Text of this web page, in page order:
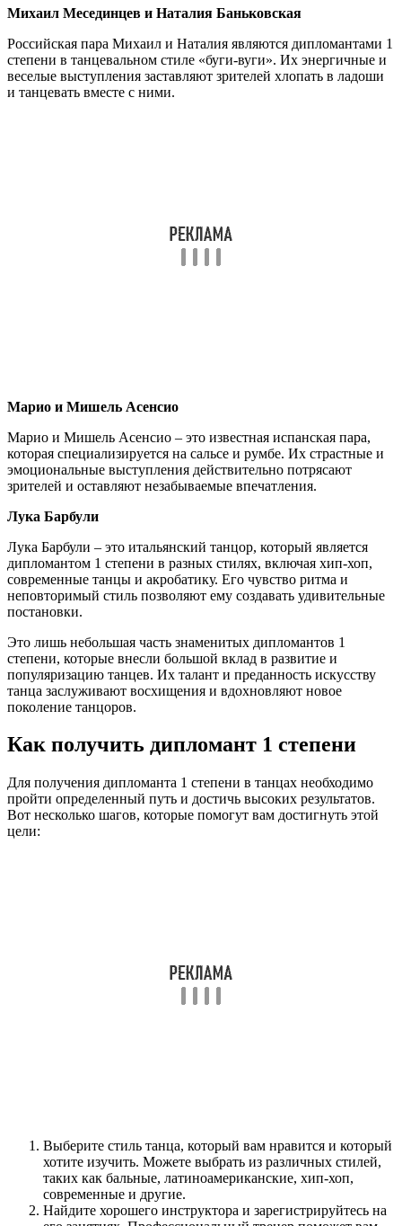
Михаил Месединцев и Наталия Баньковская
Российская пара Михаил и Наталия являются дипломантами 1
степени в танцевальном стиле «буги-вуги». Их энергичные и
веселые выступления заставляют зрителей хлопать в ладоши
и танцевать вместе с ними.
Марио и Мишель Асенсио
Марио и Мишель Асенсио – это известная испанская пара,
которая специализируется на сальсе и румбе. Их страстные и
эмоциональные выступления действительно потрясают
зрителей и оставляют незабываемые впечатления.
Лука Барбули
Лука Барбули – это итальянский танцор, который является
дипломантом 1 степени в разных стилях, включая хип-хоп,
современные танцы и акробатику. Его чувство ритма и
неповторимый стиль позволяют ему создавать удивительные
постановки.
Это лишь небольшая часть знаменитых дипломантов 1
степени, которые внесли большой вклад в развитие и
популяризацию танцев. Их талант и преданность искусству
танца заслуживают восхищения и вдохновляют новое
поколение танцоров.
Как получить дипломант 1 степени
Для получения дипломанта 1 степени в танцах необходимо
пройти определенный путь и достичь высоких результатов.
Вот несколько шагов, которые помогут вам достигнуть этой
цели:
Выберите стиль танца, который вам нравится и который
хотите изучить. Можете выбрать из различных стилей,
таких как бальные, латиноамериканские, хип-хоп,
современные и другие.
Найдите хорошего инструктора и зарегистрируйтесь на